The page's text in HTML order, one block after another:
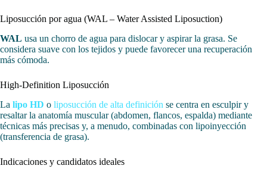
Liposucción por agua (WAL – Water Assisted Liposuction)
WAL usa un chorro de agua para dislocar y aspirar la grasa. Se
considera suave con los tejidos y puede favorecer una recuperación
más cómoda.
High-Definition Liposucción
La lipo HD o liposucción de alta definición se centra en esculpir y
resaltar la anatomía muscular (abdomen, flancos, espalda) mediante
técnicas más precisas y, a menudo, combinadas con lipoinyección
(transferencia de grasa).
Indicaciones y candidatos ideales